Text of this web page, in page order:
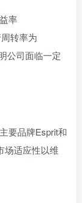
率
转率为
公司面临一定
要品牌Esprit和
场适应性以维